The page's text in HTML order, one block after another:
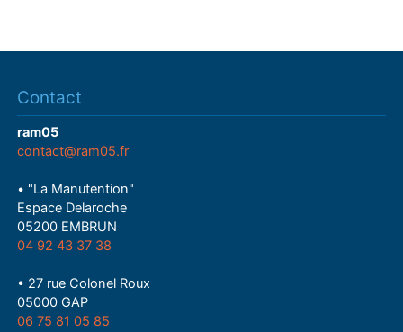
Contact
ram05
contact@ram05.fr
• "La Manutention"
Espace Delaroche
05200 EMBRUN
04 92 43 37 38
• 27 rue Colonel Roux
05000 GAP
06 75 81 05 85